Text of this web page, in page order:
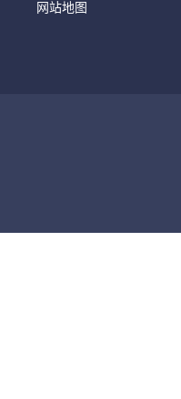
网站地图